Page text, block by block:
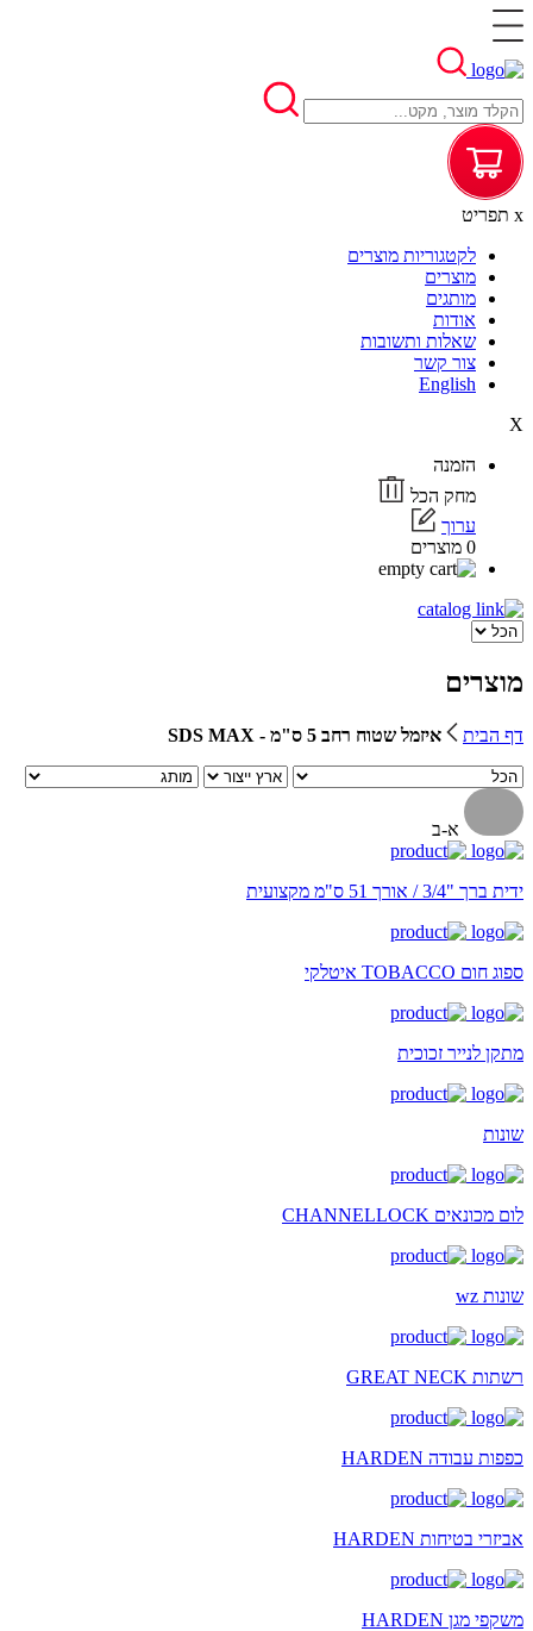
x תפריט
לקטגוריות מוצרים
מוצרים
מותגים
אודות
שאלות ותשובות
צור קשר
English
X
הזמנה
מחק הכל
ערוך
0 מוצרים
מוצרים
דף הבית איזמל שטוח רחב 5 ס"מ - SDS MAX
א-ב
ידית ברך "3/4 / אורך 51 ס"מ מקצועית
ספוג חום TOBACCO איטלקי
מתקן לנייר זכוכית
שונות
לום מכונאים CHANNELLOCK
שונות wz
רשתות GREAT NECK
כפפות עבודה HARDEN
אביזרי בטיחות HARDEN
משקפי מגן HARDEN